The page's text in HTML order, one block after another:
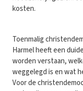
kosten.
Toenmalig
Harmel heeft een
worden verstaan,
weggelegd is en wat
Voor de